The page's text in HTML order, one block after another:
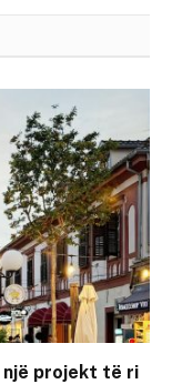
një projekt të ri